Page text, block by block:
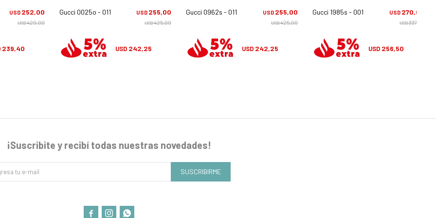
USD 252,00
USD420,00
239,40
Gucci 0025o - 011 USD 255,00
USD425,00
USD 242,25
Gucci 0962s - 011 USD 255,00
USD425,00
USD 242,25
Gucci 1985s - 001 USD 270,00
USD337,50
USD 256,50
¡Suscribite y recibí todas nuestras novedades!
SUSCRIBIRME
  